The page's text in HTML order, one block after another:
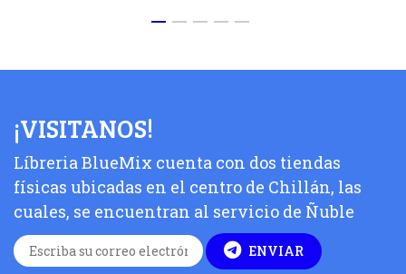
¡VISITANOS!
Líbreria BlueMix cuenta con dos tiendas
físicas ubicadas en el centro de Chillán, las
cuales, se encuentran al servicio de Ñuble
ENVIAR